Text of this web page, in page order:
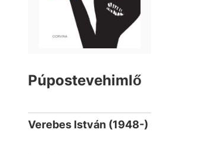
Púpostevehimlő
Verebes István (1948-)